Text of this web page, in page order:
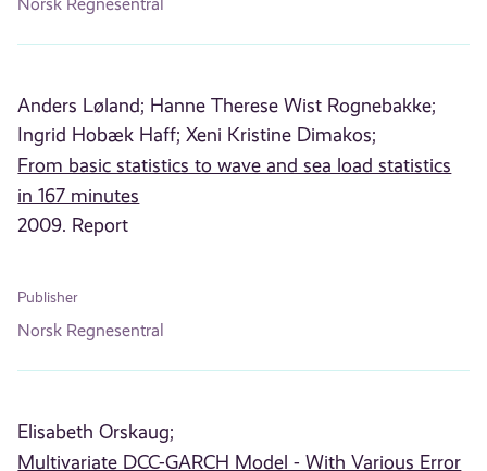
Anders Løland; Hanne Therese Wist Rognebakke;
Ingrid Hobæk Haff; Xeni Kristine Dimakos;
From basic statistics to wave and sea load statistics
in 167 minutes
2009. Report
Publisher
Norsk Regnesentral
Elisabeth Orskaug;
Multivariate DCC-GARCH Model - With Various Error